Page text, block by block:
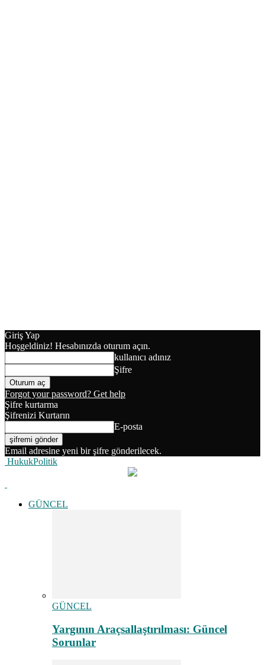
Giriş Yap
Hoşgeldiniz! Hesabınızda oturum açın.
kullanıcı adınız
Şifre
Forgot your password? Get help
Şifre kurtarma
Şifrenizi Kurtarın
E-posta
Email adresine yeni bir şifre gönderilecek.
HukukPolitik
GÜNCEL
GÜNCEL
Yargının Araçsallaştırılması: Güncel
Sorunlar